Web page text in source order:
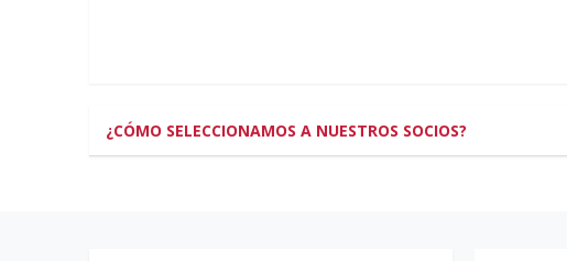
¿CÓMO SELECCIONAMOS A NUESTROS SOCIOS?